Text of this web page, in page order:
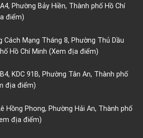
Phường Bảy Hiền, Thành phố Hồ Chí
điểm)
Cách Mạng Tháng 8, Phường Thủ Dầu
Hồ Chí Minh (Xem địa điểm)
KDC 91B, Phường Tân An, Thành phố
địa điểm)
Hồng Phong, Phường Hải An, Thành phố
địa điểm)